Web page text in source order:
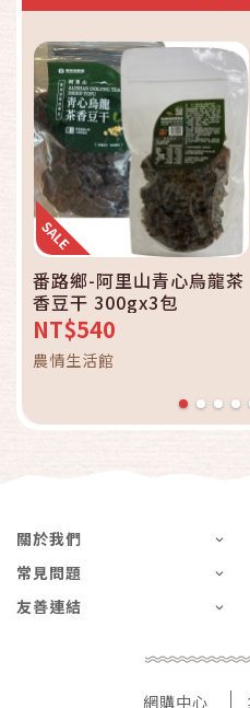
番路鄉-阿里山青心烏龍茶
香豆干 300gx3包
NT$540
農情生活館
關於我們
常見問題
友善連結
網購中心